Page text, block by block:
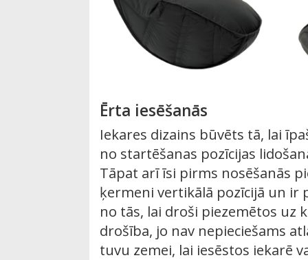
Ērta iesēšanās
Iekares dizains būvēts tā, lai
no startēšanas pozīcijas
Tāpat arī īsi pirms nosēšanās
ķermeni vertikālā pozīcijā un ir
no tās, lai droši piezemētos uz
drošība, jo nav nepieciešams
tuvu zemei, lai iesēstos iekarē